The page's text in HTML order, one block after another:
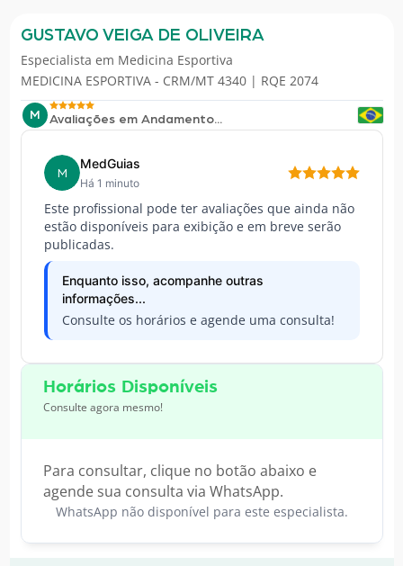
GUSTAVO VEIGA DE OLIVEIRA
Especialista em Medicina Esportiva
MEDICINA ESPORTIVA - CRM/MT 4340 | RQE 2074
M Avaliações em Andamento...
M
MedGuias
Há 1 minuto
Este profissional pode ter avaliações que ainda não
estão disponíveis para exibição e em breve serão
publicadas.
Enquanto isso, acompanhe outras
informações...
Consulte os horários e agende uma consulta!
Horários Disponíveis
Consulte agora mesmo!
Para consultar, clique no botão abaixo e
agende sua consulta via WhatsApp.
WhatsApp não disponível para este especialista.